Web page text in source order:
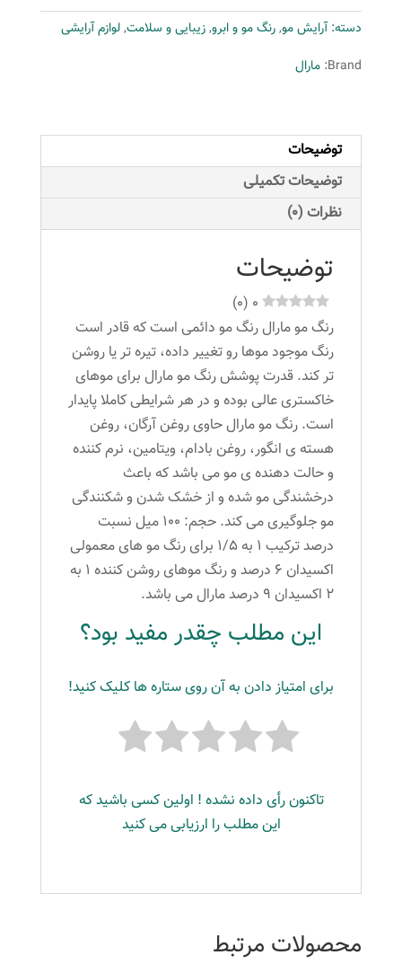
سری
دودی
مدل
خیلی
روشن
شماره
9.1
عدد
دسته:آرایش مو,رنگ مو و ابرو,زیبایی و سلامت,لوازم آرایشی
Brand: مارال
توضیحات
توضیحات تکمیلی
نظرات (0)
توضیحات
0
(
0
)
رنگ مو مارال رنگ مو دائمی است که قادر است
رنگ موجود موها رو تغییر داده، تیره تر یا روشن
تر کند. قدرت پوشش رنگ مو مارال برای موهای
خاکستری عالی بوده و در هر شرایطی کاملا پایدار
است. رنگ مو مارال حاوی روغن آرگان، روغن
هسته ی انگور، روغن بادام، ویتامین، نرم کننده
و حالت دهنده ی مو می باشد که باعث
درخشندگی مو شده و از خشک شدن و شکنندگی
مو جلوگیری می کند. حجم: ۱۰۰ میل نسبت
درصد ترکیب ۱ به ۱/۵ برای رنگ مو های معمولی
اکسیدان ۶ درصد و رنگ موهای روشن کننده ۱ به
۲ اکسیدان ۹ درصد مارال می باشد.
این مطلب چقدر مفید بود؟
برای امتیاز دادن به آن روی ستاره ها کلیک کنید!
تاکنون رأی داده نشده ! اولین کسی باشید که
این مطلب را ارزیابی می کنید
محصولات مرتبط